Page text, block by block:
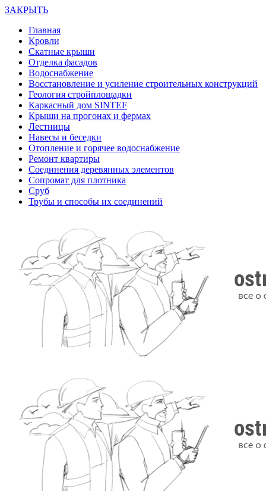
ЗАКРЫТЬ
Главная
Кровли
Скатные крыши
Отделка фасадов
Водоснабжение
Восстановление и усиление строительных конструкций
Геология стройплощадки
Каркасный дом SINTEF
Крыши на прогонах и фермах
Лестницы
Навесы и беседки
Отопление и горячее водоснабжение
Ремонт квартиры
Соединения деревянных элементов
Сопромат для плотника
Сруб
Трубы и способы их соединений